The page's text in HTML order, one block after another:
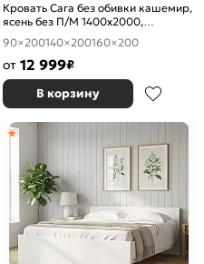
Кровать Сага без обивки кашемир,
ясень без П/М 1400x2000,
ортопедическое основание,
изголовье жесткое
90×200140×200160×200
от 12 999₽
В корзину